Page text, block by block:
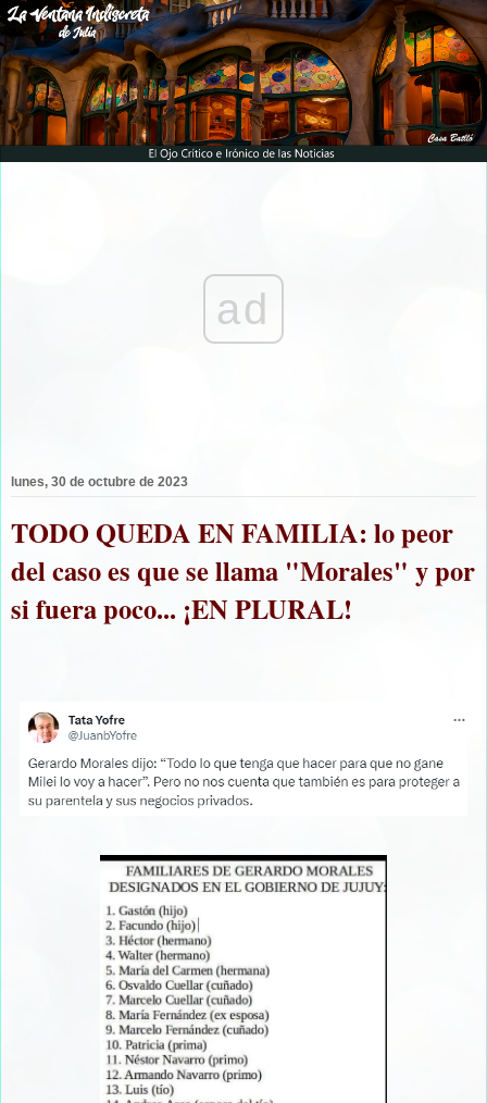
ad
lunes, 30 de octubre de 2023
TODO QUEDA EN FAMILIA: lo peor
del caso es que se llama "Morales" y por
si fuera poco... ¡EN PLURAL!